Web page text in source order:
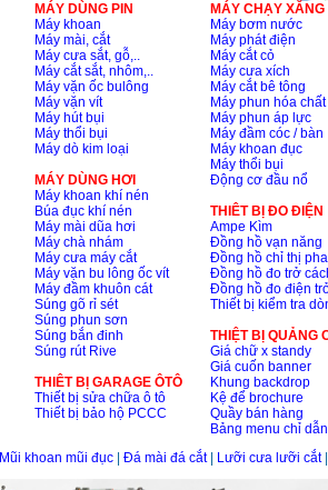
MÁY DÙNG PIN
Máy khoan
Máy mài, cắt
Máy cưa sắt, gỗ,..
Máy cắt sắt, nhôm,..
Máy vặn ốc bulông
Máy vặn vít
Máy hút bụi
Máy thổi bụi
Máy dò kim loại
MÁY DÙNG HƠI
Máy khoan khí nén
Búa đục khí nén
Máy mài dũa hơi
Máy chà nhám
Máy cưa máy cắt
Máy vặn bu lông ốc vít
Máy đầm khuôn cát
Súng gõ rỉ sét
Súng phun sơn
Súng bắn đinh
Súng rút Rive
THIÊT BỊ GARAGE ÔTÔ
Thiết bị sửa chữa ô tô
Thiết bị bảo hộ PCCC
MÁY CHẠY
Máy bơm nước
Máy phát điện
Máy cắt cỏ
Máy cưa xích
Máy cắt bê tông
Máy phun hóa chất
Máy phun áp lực
Máy đầm cóc / bàn
Máy khoan đục
Máy thổi bụi
Động cơ đầu nổ
THIÊT BỊ ĐO ĐIỆN
Ampe Kìm
Đồng hồ vạn năng
Đồng hồ chỉ thị pha
Đồng hồ đo trở
Đồng hồ đo điện
Thiết bị kiểm tra
THIỆT BỊ QUẢNG
Giá chữ x standy
Giá cuốn banner
Khung backdrop
Kệ để brochure
Quầy bán hàng
Bảng menu chỉ dẫn
Mũi khoan mũi đục Đá mài đá cắt| Lưỡi cưa lưỡi cắt